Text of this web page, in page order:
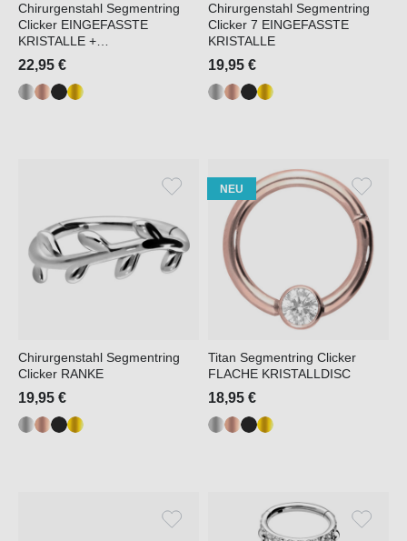
Chirurgenstahl Segmentring
Clicker EINGEFASSTE
KRISTALLE +
KRISTALLBLUME
22,95 €
Chirurgenstahl Segmentring
Clicker 7 EINGEFASSTE
KRISTALLE
19,95 €
Chirurgenstahl Segmentring
Clicker RANKE
19,95 €
NEU
Titan Segmentring Clicker
FLACHE KRISTALLDISC
18,95 €